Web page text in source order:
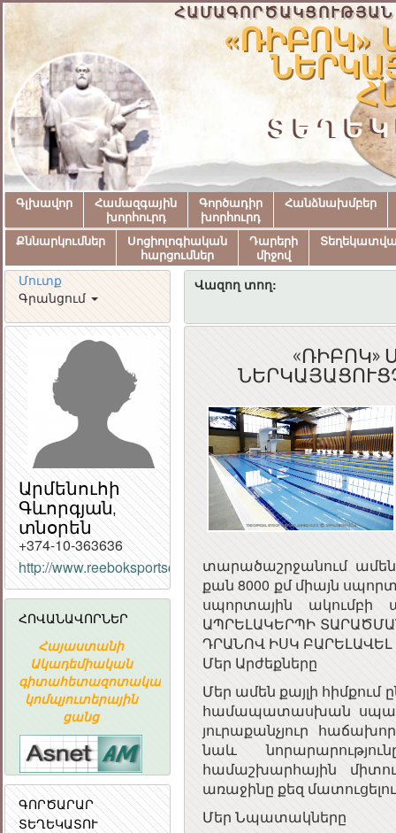
«ՌԻԲՈԿ»
Գլխավոր
Համազգային
խորհուրդ
Գործադիր
խորհուրդ
Հանձնախմբեր
Քննարկումներ
Սոցիոլոգիական
հարցումներ
Դարերի
միջով
Մուտք
Գրանցում
Վազող տող:
Արմենուհի
Գևորգյան,
տնօրեն
+374-10-363636
http://www.reeboksportsclub.com/#comfort
ՀՈՎԱՆԱՎՈՐՆԵՐ
Հայաստանի
Ակադեմիական
գիտահետազոտական
կոմպյուտերային
ցանց
«ԱՐՄԻՆԿՈ»
ՀԱՅԿԱԿԱՆ
ՏԵՂԵԿԱՏՎԱԿԱՆ
ԸՆԿԵՐՈՒԹՅՈՒՆ
ԳՈՐԾԱՐԱՐ
ՏԵՂԵԿԱՏՈՒ
«ՌԻԲՈԿ»
տարածաշրջանում
քան 8000 քմ միայն
սպորտային ակումբի
ԱՊՐԵԼԱԿԵՐՊԻ
ԴՐԱՆՈՎ ԻՍԿ
Մեր Արժեքները
Մեր ամեն քայլի
համապատասխան
յուրաքանչյուր
նաև
համաշխարհային
առաջինը քեզ
Մեր Նպատակները
ՀԱՅԱՍՏԱՆԻ
ՀԱՆՐԱՅԻՆ
ԽՈՐՀՈՒՐԴ